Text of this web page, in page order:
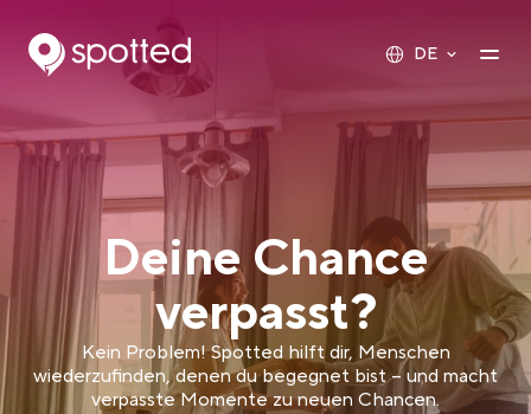
Main navigation
DE
Deine Chance
verpasst?
Kein Problem! Spotted hilft dir, Menschen
wiederzufinden, denen du begegnet bist – und macht
verpasste Momente zu neuen Chancen.